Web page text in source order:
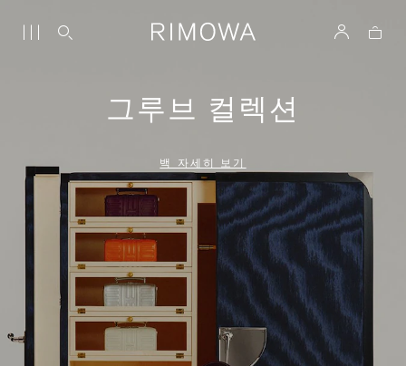
그루브 컬렉션
백 자세히 보기